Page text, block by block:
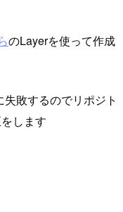
のLayerを使って作成
敗するのでリポジト
します